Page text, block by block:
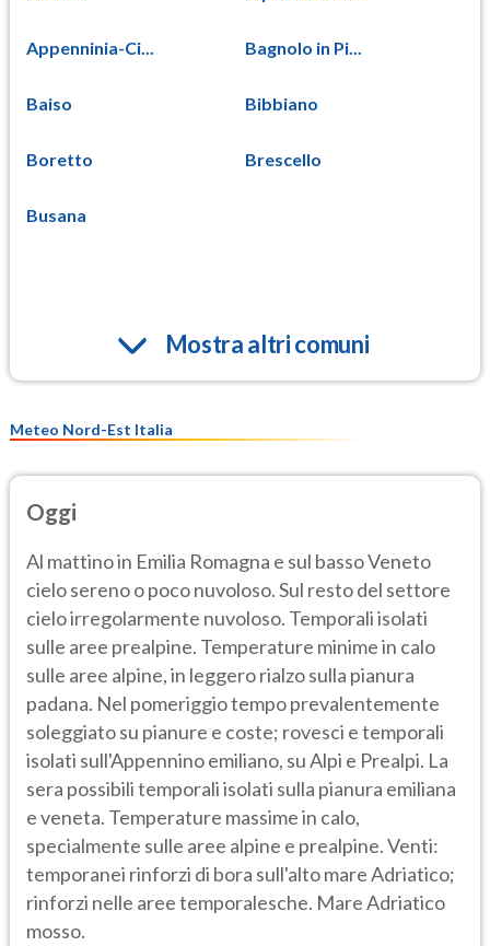
Appenninia-Ci... Bagnolo in Pi...
Baiso Bibbiano
Boretto Brescello
Busana
Mostra altri comuni
Meteo Nord-Est Italia
Oggi
Al mattino in Emilia Romagna e sul basso Veneto
cielo sereno o poco nuvoloso. Sul resto del settore
cielo irregolarmente nuvoloso. Temporali isolati
sulle aree prealpine. Temperature minime in calo
sulle aree alpine, in leggero rialzo sulla pianura
padana. Nel pomeriggio tempo prevalentemente
soleggiato su pianure e coste; rovesci e temporali
isolati sull'Appennino emiliano, su Alpi e Prealpi. La
sera possibili temporali isolati sulla pianura emiliana
e veneta. Temperature massime in calo,
specialmente sulle aree alpine e prealpine. Venti:
temporanei rinforzi di bora sull'alto mare Adriatico;
rinforzi nelle aree temporalesche. Mare Adriatico
mosso.